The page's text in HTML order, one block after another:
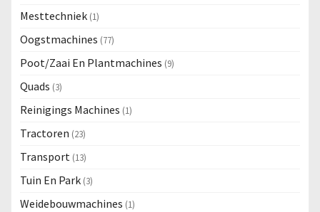
Mesttechniek (1)
Oogstmachines (77)
Poot/Zaai En Plantmachines (9)
Quads (3)
Reinigings Machines (1)
Tractoren (23)
Transport (13)
Tuin En Park (3)
Weidebouwmachines (1)